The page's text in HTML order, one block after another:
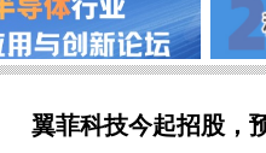
翼菲科技今起招股，